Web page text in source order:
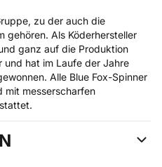
zu der auch die
gehören. Als Köderhersteller
ganz auf die Produktion
hat im Laufe der Jahre
Alle Blue Fox-Spinner
mit messerscharfen